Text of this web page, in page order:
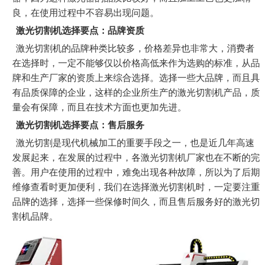
良，在使用过程中不容易出现问题。
激光切割机选择要点：品牌资质
激光切割机的品牌种类比较多，价格差异也非常大，消费者
在选择时，一定不能够仅以价格高低来作为选购的标准，从品
牌和生产厂家的资质上来综合选择。选择一些大品牌，而且具
有品质保障的企业，这样的企业所生产的激光切割机产品，质
量会有保障，而且在技术方面也更加先进。
激光切割机选择要点：售后服务
激光切割是现代机械加工的重要手段之一，也是近几年高速
发展起来，在发展的过程中，各激光切割机厂家也在不断的完
善。用户在使用的过程中，难免出现各种故障，所以为了后期
维修查看时更加便利，我们在选择激光切割机时，一定要注重
品牌的选择，选择一些保修时间久，而且售后服务好的激光切
割机品牌。